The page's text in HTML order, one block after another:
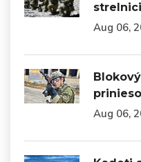
Aug 06,
Aug 06,